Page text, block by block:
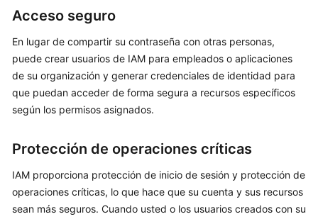
restricciones
Historial
de
cambio
Guía
del
usuario
Acceso seguro
En lugar de compartir su contraseña con otras personas,
puede crear usuarios de IAM para empleados o aplicaciones
de su organización y generar credenciales de identidad para
que puedan acceder de forma segura a recursos específicos
según los permisos asignados.
Protección de operaciones críticas
IAM proporciona protección de inicio de sesión y protección de
operaciones críticas, lo que hace que su cuenta y sus recursos
sean más seguros. Cuando usted o los usuarios creados con su